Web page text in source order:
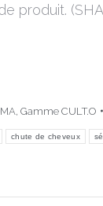
produit.
Gamme CULT.O
chute de cheveux